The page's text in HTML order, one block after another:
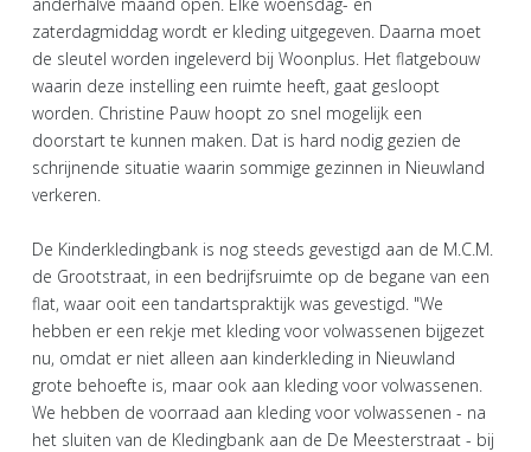
zaterdagmiddag wordt er kleding uitgegeven. Daarna moet
de sleutel worden ingeleverd bij Woonplus. Het flatgebouw
waarin deze instelling een ruimte heeft, gaat gesloopt
worden. Christine Pauw hoopt zo snel mogelijk een
doorstart te kunnen maken. Dat is hard nodig gezien de
schrijnende situatie waarin sommige gezinnen in Nieuwland
verkeren.
De Kinderkledingbank is nog steeds gevestigd aan de M.C.M.
de Grootstraat, in een bedrijfsruimte op de begane van een
flat, waar ooit een tandartspraktijk was gevestigd. "We
hebben er een rekje met kleding voor volwassenen bijgezet
nu, omdat er niet alleen aan kinderkleding in Nieuwland
grote behoefte is, maar ook aan kleding voor volwassenen.
We hebben de voorraad aan kleding voor volwassenen - na
het sluiten van de Kledingbank aan de De Meesterstraat - bij